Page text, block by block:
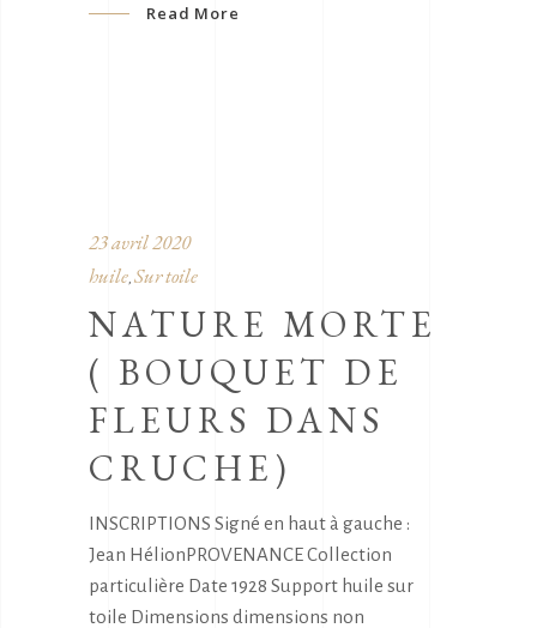
Read More
23 avril 2020
huile Sur toile
NATURE MORTE
( BOUQUET DE
FLEURS DANS
CRUCHE)
INSCRIPTIONS Signé en haut à gauche :
Jean HélionPROVENANCE Collection
particulière Date 1928 Support huile sur
toile Dimensions dimensions non